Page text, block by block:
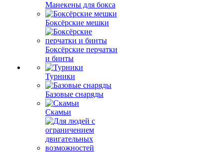
Манекены для бокса
Боксёрские мешки
Боксёрские перчатки
и бинты
Турники
Базовые снаряды
Скамьи